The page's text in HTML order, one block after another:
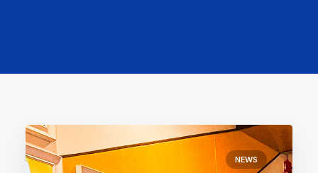
NEWS